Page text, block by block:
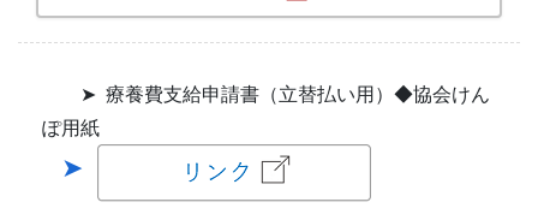
➤ 療養費支給申請書（立替払い用）◆協会けん
ぽ用紙